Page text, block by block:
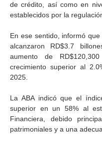
de crédito, así como en
establecidos por la
En ese sentido, informó
alcanzaron RD$3.7
aumento de
crecimiento superior al
2025.
La ABA indicó que el
superior en un 58% al
Financiera, debido
patrimoniales y a una